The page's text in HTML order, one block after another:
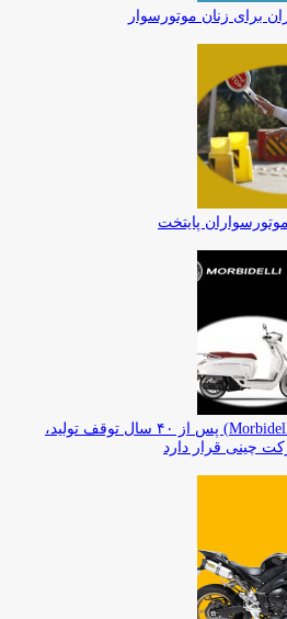
برای زنان موتورسوار
پایتخت
برند قدیمی موربیدلی (Morbidelli) پس از ۴۰ سال توقف تولید،
چینی قرار دارد